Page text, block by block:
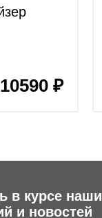
10590 ₽
в курсе
и новостей